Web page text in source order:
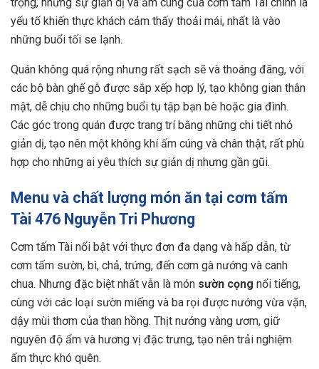
trọng, nhưng sự giản dị và ấm cúng của cơm tấm Tài chính là
yếu tố khiến thực khách cảm thấy thoải mái, nhất là vào
những buổi tối se lạnh.
Quán không quá rộng nhưng rất sạch sẽ và thoáng đãng, với
các bộ bàn ghế gỗ được sắp xếp hợp lý, tạo không gian thân
mật, dễ chịu cho những buổi tụ tập bạn bè hoặc gia đình.
Các góc trong quán được trang trí bằng những chi tiết nhỏ
giản dị, tạo nên một không khí ấm cúng và chân thật, rất phù
hợp cho những ai yêu thích sự giản dị nhưng gần gũi.
Menu và chất lượng món ăn tại cơm tấm
Tài 476 Nguyễn Tri Phương
Cơm tấm Tài nổi bật với thực đơn đa dạng và hấp dẫn, từ
cơm tấm sườn, bì, chả, trứng, đến cơm gà nướng và canh
chua. Nhưng đặc biệt nhất vẫn là món sườn cọng nổi tiếng,
cùng với các loại sườn miếng và ba rọi được nướng vừa vặn,
dậy mùi thơm của than hồng. Thịt nướng vàng ươm, giữ
nguyên độ ẩm và hương vị đặc trưng, tạo nên trải nghiệm
ẩm thực khó quên.